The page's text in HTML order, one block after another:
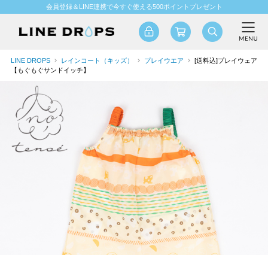
会員登録＆LINE連携で今すぐ使える500ポイントプレゼント
LINE DROPS レインコート（キッズ） プレイウエア
[送料込]プレイウェア
【もぐもぐサンドイッチ】